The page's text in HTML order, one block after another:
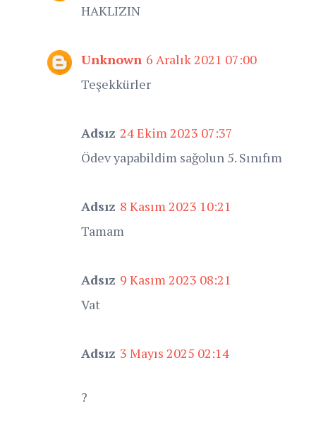
HAKLIZIN
Unknown 6 Aralık 2021 07:00
Teşekkürler
Adsız 24 Ekim 2023 07:37
Ödev yapabildim sağolun 5. Sınıfım
Adsız 8 Kasım 2023 10:21
Tamam
Adsız 9 Kasım 2023 08:21
Vat
Adsız 3 Mayıs 2025 02:14
?